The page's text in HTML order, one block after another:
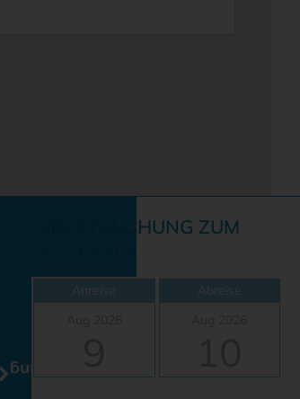
Onlinebuchung
DIREKTBUCHUNG ZUM
Anreise
Abreise